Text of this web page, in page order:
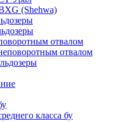
(Shehwa)
отвалом
отвалом
класса бу